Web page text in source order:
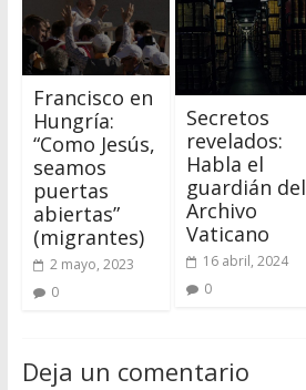
Francisco en
Hungría:
“Como Jesús,
seamos
puertas
abiertas”
(migrantes)
2 mayo, 2023
0
Secretos
revelados:
Habla el
guardián del
Archivo
Vaticano
16 abril, 2024
0
Deja un comentario